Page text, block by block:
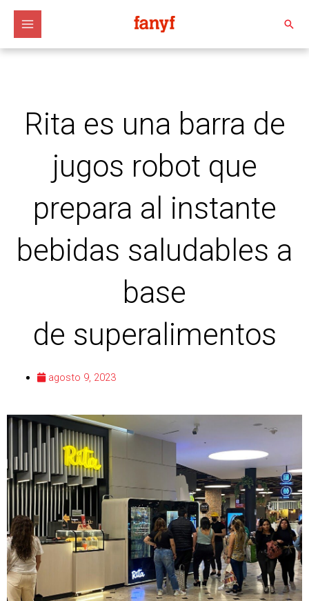
contenido
Rita es una barra de
jugos robot que
prepara al instante
bebidas saludables a
base
de superalimentos
agosto 9, 2023